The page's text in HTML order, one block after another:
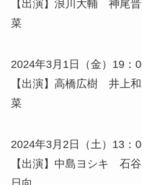
【出演】浪川大輔 神尾
菜
2024年3月1日（金）19：
【出演】高橋広樹 井
菜
2024年3月2日（土）13：
【出演】中島ヨシキ